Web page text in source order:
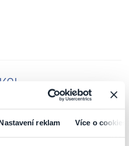
reklam Více o cookies
2022“
akustickou partou na další koncerty.
nebudou chybět mistr akordeonu